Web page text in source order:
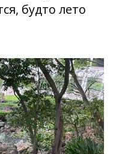
будто лето